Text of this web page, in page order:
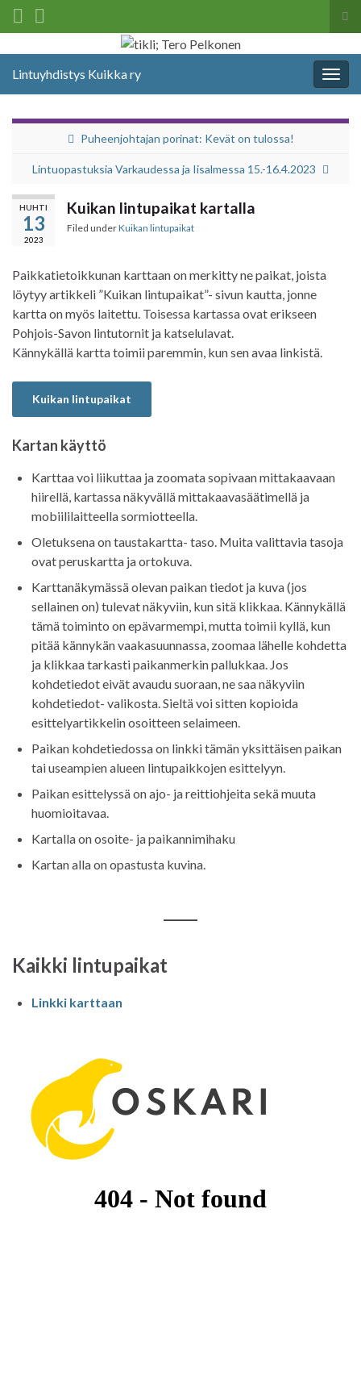
Search for:
Lintuyhdistys Kuikka ry
Puheenjohtajan porinat: Kevät on tulossa!
Lintuopastuksia Varkaudessa ja Iisalmessa 15.-16.4.2023
HUHTI
13
2023
Kuikan lintupaikat kartalla
Filed underKuikan lintupaikat
Paikkatietoikkunan karttaan on merkitty ne paikat, joista
löytyy artikkeli ”Kuikan lintupaikat”- sivun kautta, jonne
kartta on myös laitettu. Toisessa kartassa ovat erikseen
Pohjois-Savon lintutornit ja katselulavat.
Kännykällä kartta toimii paremmin, kun sen avaa linkistä.
Kuikan lintupaikat
Kartan käyttö
Karttaa voi liikuttaa ja zoomata sopivaan mittakaavaan
hiirellä, kartassa näkyvällä mittakaavasäätimellä ja
mobiililaitteella sormiotteella.
Oletuksena on taustakartta- taso. Muita valittavia tasoja
ovat peruskartta ja ortokuva.
Karttanäkymässä olevan paikan tiedot ja kuva (jos
sellainen on) tulevat näkyviin, kun sitä klikkaa. Kännykällä
tämä toiminto on epävarmempi, mutta toimii kyllä, kun
pitää kännykän vaakasuunnassa, zoomaa lähelle kohdetta
ja klikkaa tarkasti paikanmerkin pallukkaa. Jos
kohdetiedot eivät avaudu suoraan, ne saa näkyviin
kohdetiedot- valikosta. Sieltä voi sitten kopioida
esittelyartikkelin osoitteen selaimeen.
Paikan kohdetiedossa on linkki tämän yksittäisen paikan
tai useampien alueen lintupaikkojen esittelyyn.
Paikan esittelyssä on ajo- ja reittiohjeita sekä muuta
huomioitavaa.
Kartalla on osoite- ja paikannimihaku
Kartan alla on opastusta kuvina.
Kaikki lintupaikat
Linkki karttaan